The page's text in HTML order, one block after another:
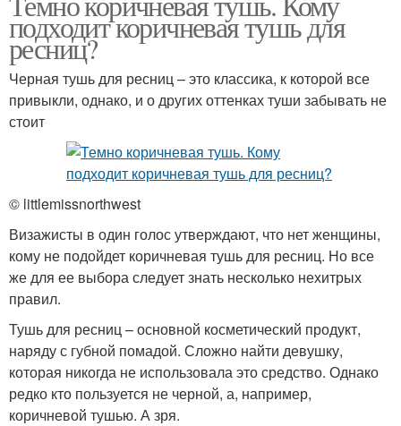
подходит коричневая тушь для
ресниц?
Черная тушь для ресниц – это классика, к которой все
привыкли, однако, и о других оттенках туши забывать не
стоит
© littlemissnorthwest
Визажисты в один голос утверждают, что нет женщины,
кому не подойдет коричневая тушь для ресниц. Но все
же для ее выбора следует знать несколько нехитрых
правил.
Тушь для ресниц – основной косметический продукт,
наряду с губной помадой. Сложно найти девушку,
которая никогда не использовала это средство. Однако
редко кто пользуется не черной, а, например,
коричневой тушью. А зря.